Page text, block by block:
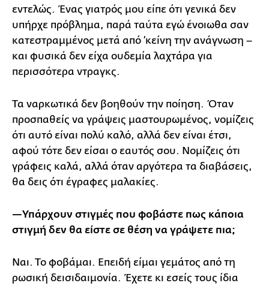
εντελώς. Ένας γιατρός μου είπε ότι γενικά δεν
υπήρχε πρόβλημα, παρά ταύτα εγώ ένοιωθα σαν
κατεστραμμένος μετά από ’κείνη την ανάγνωση –
και φυσικά δεν είχα ουδεμία λαχτάρα για
περισσότερα ντραγκς.
Τα ναρκωτικά δεν βοηθούν την ποίηση. Όταν
προσπαθείς να γράψεις μαστουρωμένος, νομίζεις
ότι αυτό είναι πολύ καλό, αλλά δεν είναι έτσι,
αφού τότε δεν είσαι ο εαυτός σου. Νομίζεις ότι
γράφεις καλά, αλλά όταν αργότερα τα διαβάσεις,
θα δεις ότι έγραφες μαλακίες.
—Υπάρχουν στιγμές που φοβάστε πως κάποια
στιγμή δεν θα είστε σε θέση να γράψετε πια;
Ναι. Το φοβάμαι. Επειδή είμαι γεμάτος από τη
ρωσική δεισιδαιμονία. Έχετε κι εσείς τους ίδια